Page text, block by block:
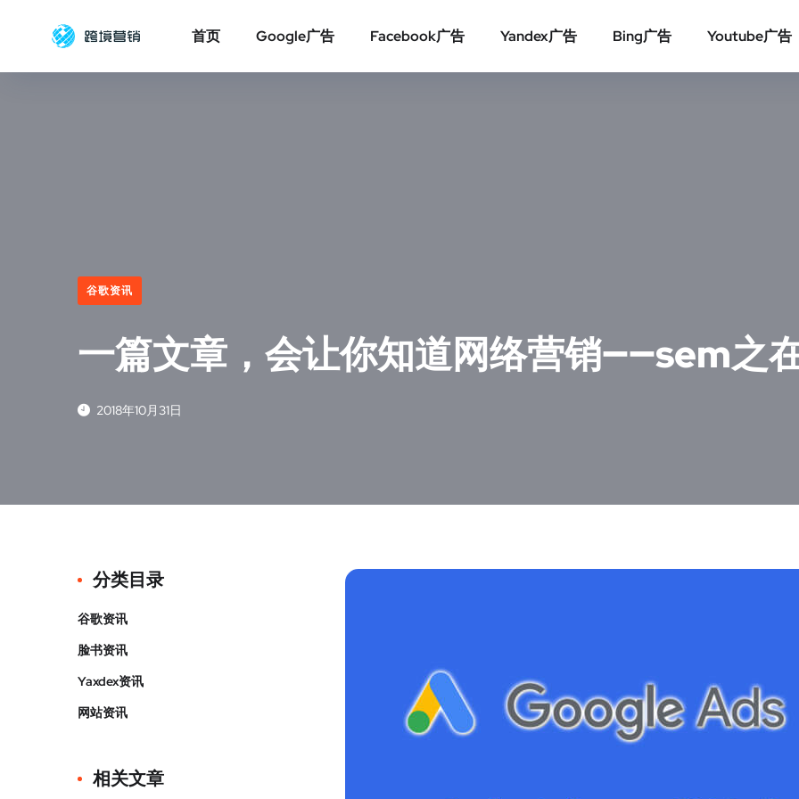
首页 Google广告 Facebook广告 Yandex广告 Bing广告 Youtube广告
谷歌资讯
一篇文章，会让你知道网络营销——sem之
2018年10月31日
分类目录
谷歌资讯
脸书资讯
Yaxdex资讯
网站资讯
相关文章